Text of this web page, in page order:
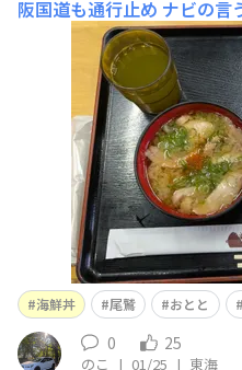
阪国道も通行止め ナビの
した 海鮮丼はもちろんで
￥250なりブリアラたっぷ
毎日来たい🥰
海鮮丼 尾鷲 おとと
0 25
のこ | 01/25 | 東海